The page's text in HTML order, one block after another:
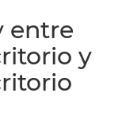
entre
y